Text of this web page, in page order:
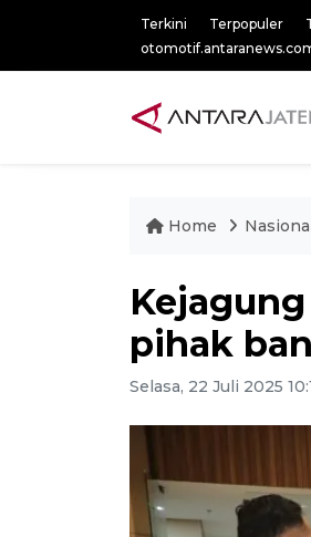
Terkini Terpopuler
Home
pihak
Selasa, 22 Juli 2025